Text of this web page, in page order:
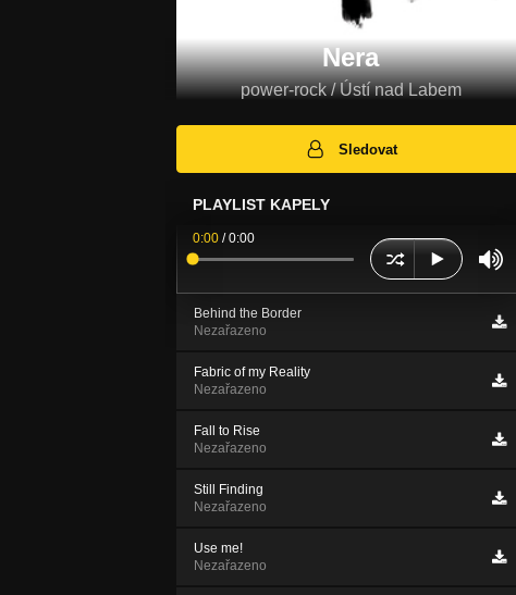
Nera
power-rock / Ústí nad Labem
Sledovat
PLAYLIST KAPELY
0:00 /0:00
Behind the Border
Nezařazeno
Fabric of my Reality
Nezařazeno
Fall to Rise
Nezařazeno
Still Finding
Nezařazeno
Use me!
Nezařazeno